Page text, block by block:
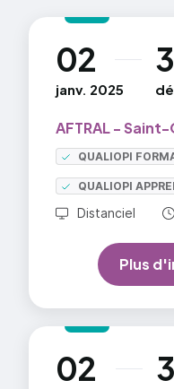
02
janv. 2025
au
AFTRAL -
QUALIOPI
QUALIOPI
Distanciel
Plus
02
au